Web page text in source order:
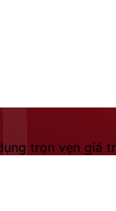
trọn vẹn giá